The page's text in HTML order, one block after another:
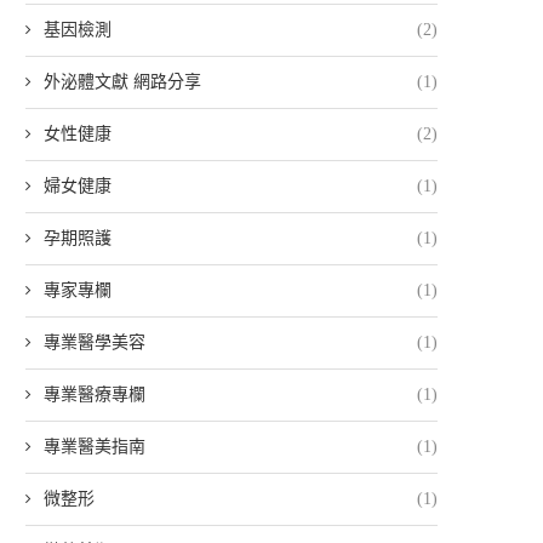
基因檢測 (2)
外泌體文獻 網路分享 (1)
女性健康 (2)
婦女健康 (1)
孕期照護 (1)
專家專欄 (1)
專業醫學美容 (1)
專業醫療專欄 (1)
專業醫美指南 (1)
微整形 (1)